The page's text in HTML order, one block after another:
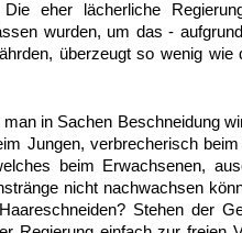
eher lächerliche
wurden, um das -
überzeugt so wenig
in Sachen Beschneidung
Jungen, verbrecherisch
beim Erwachsenen,
nicht nachwachsen
Stehen der